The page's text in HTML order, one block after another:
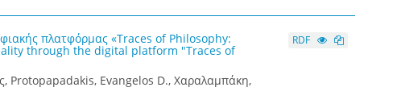
πλατφόρμας «Traces of Philosophy:
through the digital platform "Traces of
Protopapadakis, Evangelos D., Χαραλαμπάκη,
RDF